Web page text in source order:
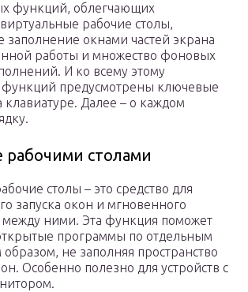
функций, облегчающих
рабочие столы,
заполнение окнами частей экрана
работы и множество фоновых
И ко всему этому
предусмотрены ключевые
Далее – о каждом
рабочими столами
столы – это средство для
запуска окон и мгновенного
ними. Эта функция поможет
программы по отдельным
не заполняя пространство
Особенно полезно для устройств с